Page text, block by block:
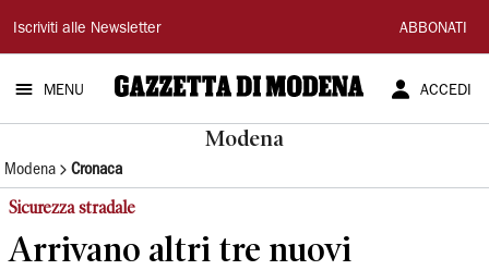
Gazzetta
di
Modena
Iscriviti alle Newsletter ABBONATI
MENU ACCEDI
Modena
Modena Cronaca
Sicurezza stradale
Arrivano altri tre nuovi